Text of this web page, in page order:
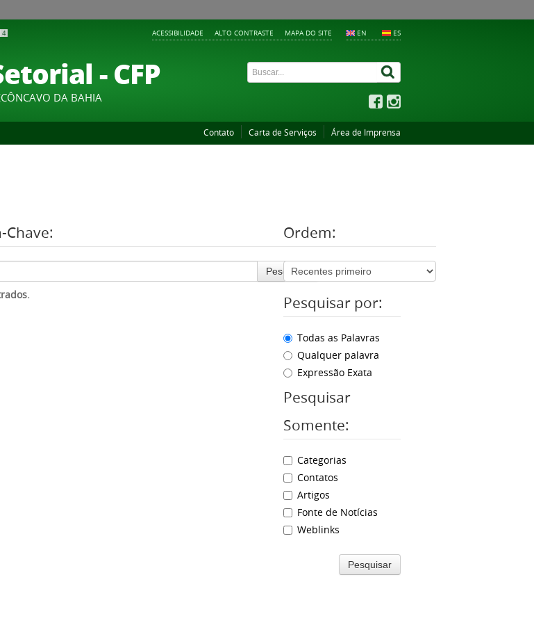
4 EN ES
ACESSIBILIDADE ALTO CONTRASTE MAPA DO SITE
- CFP
DA BAHIA
Contato Carta de Serviços Área de Imprensa
Chave:
Pesquisar
Ordem:
Pesquisar por:
Todas as Palavras
Qualquer palavra
Expressão Exata
Pesquisar
Somente:
Categorias
Contatos
Artigos
Fonte de Notícias
Weblinks
Pesquisar